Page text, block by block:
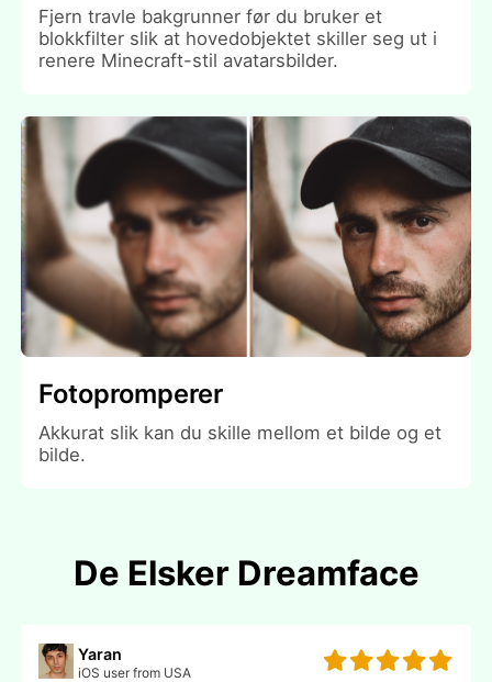
Fjern travle bakgrunner før du bruker et
blokkfilter slik at hovedobjektet skiller seg ut i
renere Minecraft-stil avatarsbilder.
Fotopromperer
Akkurat slik kan du skille mellom et bilde og et
bilde.
De Elsker Dreamface
Yaran
iOS user from USA